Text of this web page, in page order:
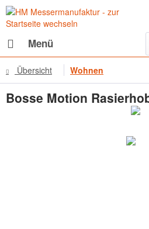
Menü
Übersicht Wohnen
Bosse Motion